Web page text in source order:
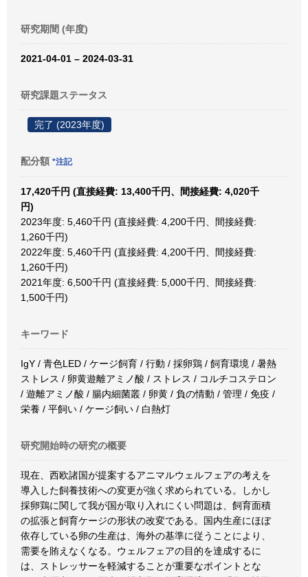
研究期間 (年度)
2021-04-01 – 2024-03-31
研究課題ステータス
完了 (2023年度)
配分額 *注記
17,420千円 (直接経費: 13,400千円、間接経費: 4,020千
円)
2023年度: 5,460千円 (直接経費: 4,200千円、間接経費:
1,260千円)
2022年度: 5,460千円 (直接経費: 4,200千円、間接経費:
1,260千円)
2021年度: 6,500千円 (直接経費: 5,000千円、間接経費:
1,500千円)
キーワード
IgY / 青色LED / ケージ飼育 / 行動 / 採卵鶏 / 飼育環境 / 暑熱
ストレス / 卵黄遊離アミノ酸 / ストレス / コルチコステロン
/ 遊離アミノ酸 / 腸内細菌叢 / 卵黄 / 負の情動 / 管理 / 免疫 /
栄養 / 平飼い / ケージ飼い / 白熱灯
研究開始時の研究の概要
現在、西欧諸国が提案するアニマルウェルフェアの考えを
導入した飼養技術への変更が強く求められている。しかし
採卵鶏に関して我が国が取り入れにくい問題は、飼育面積
の拡張と飼育ケージの形状の改変である。国内生産にほぼ
依存している卵の生産は、海外の基準に従うことにより、
需要を賄えなくなる。ウェルフェアの目的を達成するに
は、ストレッサーを軽減することが重要なポイントとな